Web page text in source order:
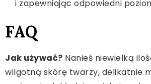
i zapewniając odpowiedni
FAQ
Jak używać? Nanieś niewielką
wilgotną skórę twarzy, delikatnie